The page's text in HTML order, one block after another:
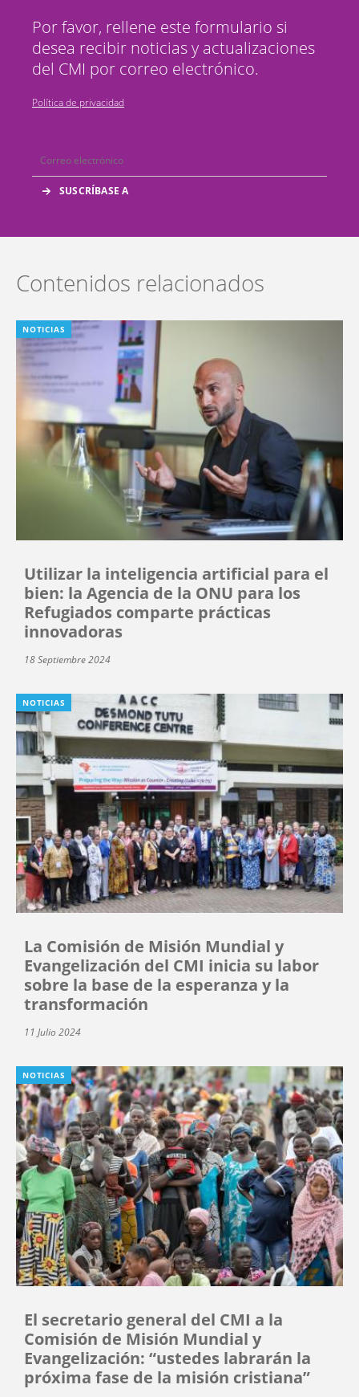
Por favor, rellene este formulario si
desea recibir noticias y actualizaciones
del CMI por correo electrónico.
Política de privacidad
Contenidos relacionados
NOTICIAS
Utilizar la inteligencia artificial para el
bien: la Agencia de la ONU para los
Refugiados comparte prácticas
innovadoras
18 Septiembre 2024
NOTICIAS
La Comisión de Misión Mundial y
Evangelización del CMI inicia su labor
sobre la base de la esperanza y la
transformación
11 Julio 2024
NOTICIAS
El secretario general del CMI a la
Comisión de Misión Mundial y
Evangelización: “ustedes labrarán la
próxima fase de la misión cristiana”